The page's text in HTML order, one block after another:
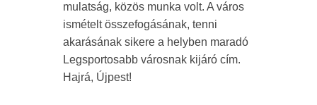
mulatság, közös munka volt. A város
ismételt összefogásának, tenni
akarásának sikere a helyben maradó
Legsportosabb városnak kijáró cím.
Hajrá, Újpest!